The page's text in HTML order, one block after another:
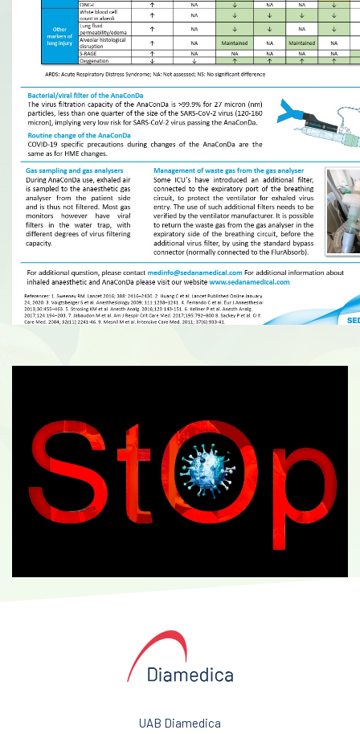
Onkologija
Urologija
Genetika
Preanalitika
UAB Diamedica